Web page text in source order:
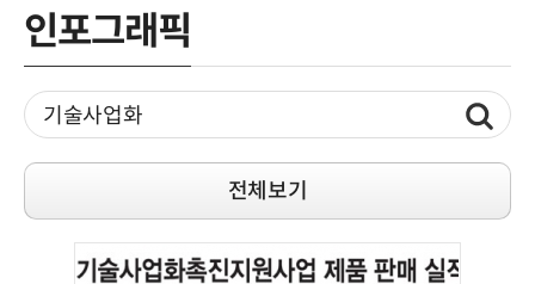
인포그래픽
전체보기